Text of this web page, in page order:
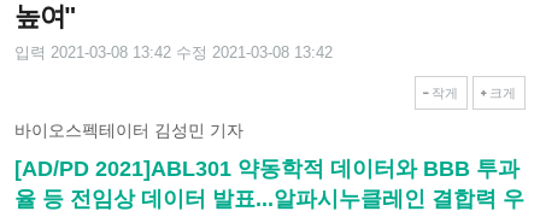
높여"
입력 2021-03-08 13:42 수정 2021-03-08 13:42
작게 크게
바이오스펙테이터 김성민 기자
[AD/PD 2021]ABL301 약동학적 데이터와 BBB 투과
율 등 전임상 데이터 발표...알파시누클레인 결합력 우